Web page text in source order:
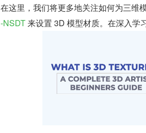
在这里，我们将更多地关注如何为三维
-NSDT 来设置 3D 模型材质。在深入学